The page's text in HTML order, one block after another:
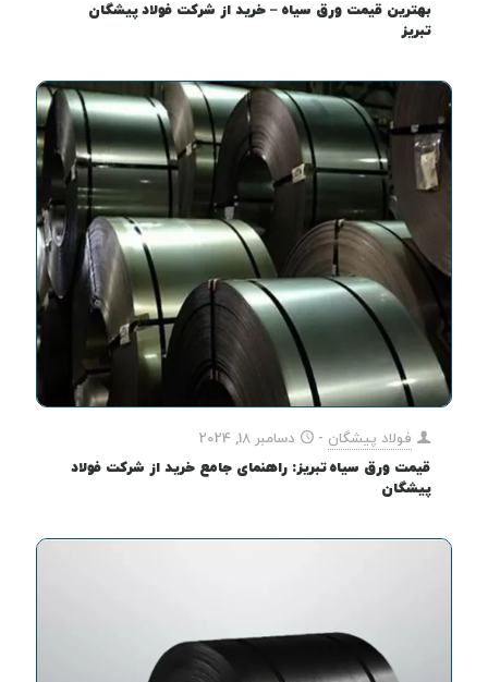
بهترین قیمت ورق سیاه – خرید از شرکت فولاد پیشگان
تبریز
فولاد پیشگان -
دسامبر 18, 2024
قیمت ورق سیاه تبریز: راهنمای جامع خرید از شرکت فولاد
پیشگان